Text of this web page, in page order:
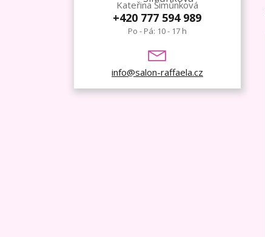
Kateřina Šimůnková
+420 777 594 989
Po - Pá: 10 - 17 h
info@salon-raffaela.cz